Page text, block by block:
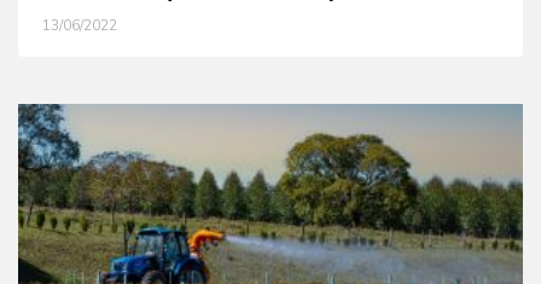
13/06/2022